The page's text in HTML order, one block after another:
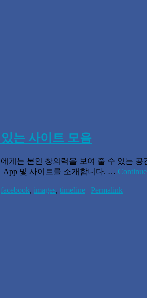
는 사이트 모음
게는 본인 창의력을 보여 줄 수 있는
App 및 사이트를 소개합니다. …
facebook, images, timeline | Permalink